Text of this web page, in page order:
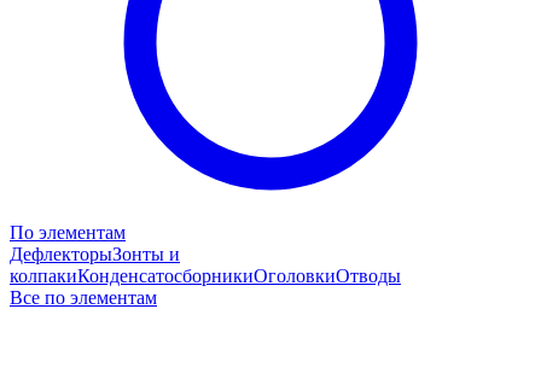
По элементам
ДефлекторыЗонты и
колпакиКонденсатосборникиОголовкиОтводы
Все по элементам